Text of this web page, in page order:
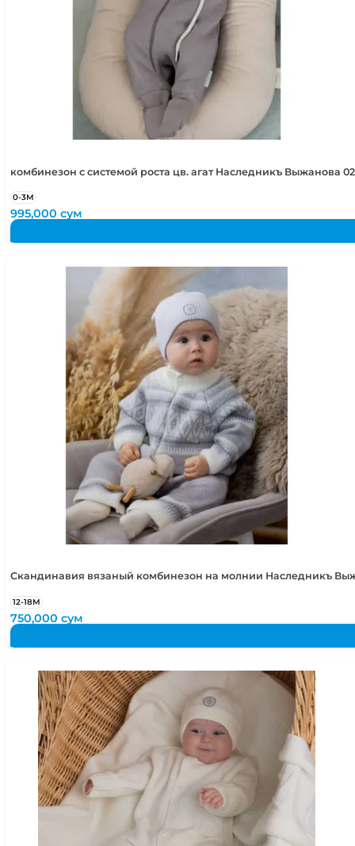
комбинезон с системой роста цв. агат Наследникъ Выжанова
0-3М
995,000сум
Скандинавия вязаный комбинезон на молнии Наследникъ
12-18М
750,000сум